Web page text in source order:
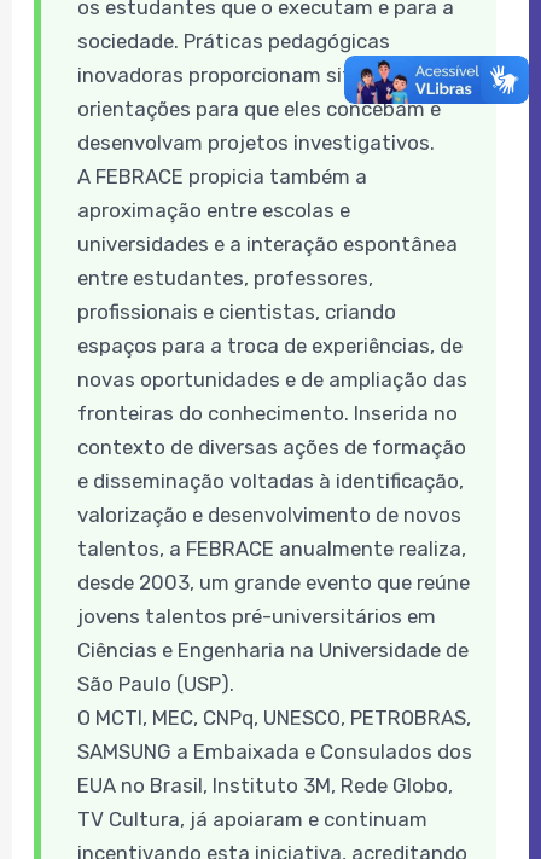
os estudantes que o executam e para a
sociedade. Práticas pedagógicas
inovadoras proporcionam situações e
orientações para que eles concebam e
desenvolvam projetos investigativos.
A FEBRACE propicia também a
aproximação entre escolas e
universidades e a interação espontânea
entre estudantes, professores,
profissionais e cientistas, criando
espaços para a troca de experiências, de
novas oportunidades e de ampliação das
fronteiras do conhecimento. Inserida no
contexto de diversas ações de formação
e disseminação voltadas à identificação,
valorização e desenvolvimento de novos
talentos, a FEBRACE anualmente realiza,
desde 2003, um grande evento que reúne
jovens talentos pré-universitários em
Ciências e Engenharia na Universidade de
São Paulo (USP).
O MCTI, MEC, CNPq, UNESCO, PETROBRAS,
SAMSUNG a Embaixada e Consulados dos
EUA no Brasil, Instituto 3M, Rede Globo,
TV Cultura, já apoiaram e continuam
incentivando esta iniciativa, acreditando